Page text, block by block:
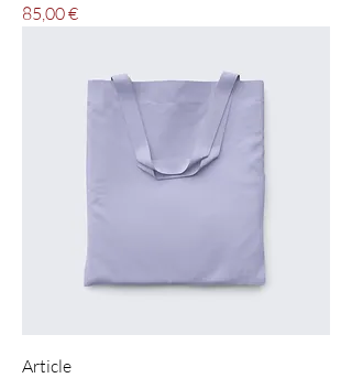
Pris
85,00 €
Article